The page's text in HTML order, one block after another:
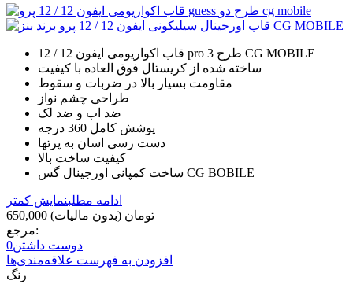
قاب اکواریومی ایفون 12 / 12 pro طرح 3 CG MOBILE
ساخته شده از کریستال فوق العاده با کیفیت
مقاومت بسیار بالا در ضربات و سقوط
ضد اب و ضد لک
پوشش کامل 360 درجه
دست رسی اسان به پرتها
کیفیت ساخت بالا
ساخت کمپانی اورجینال گس CG BOBILE
ادامه مطلبنمایش کمتر
650,000 تومان (بدون مالیات)
مرجع:
دوست داشتن0
افزودن به فهرست علاقه‌مندی‌ها
رنگ